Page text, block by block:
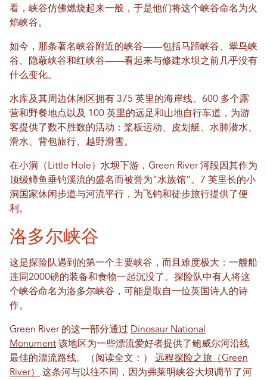
看，峡谷仿佛燃烧起来一般，于是他们将这个峡谷命名为火
焰峡谷。
如今，那条著名峡谷附近的峡谷——包括马蹄峡谷、翠鸟峡
谷、隐蔽峡谷和红峡谷——看起来与修建水坝之前几乎没有
什么变化。
水库及其周边休闲区拥有 375 英里的海岸线、600 多个露
营和野餐地点以及 100 英里的远足和山地自行车道，为游
客提供了数不胜数的活动：桨板运动、皮划艇、水肺潜水、
滑水、背包旅行、越野滑雪。
在小洞（Little Hole）水坝下游，Green River 河段因其作为
顶级鳟鱼垂钓溪流的盛名而被誉为“水族馆”。7 英里长的小
洞国家休闲步道与河流平行，为飞钓和徒步旅行提供了便
利。
洛多尔峡谷
这是探险队遇到的第一个主要峡谷，而且难度极大：一艘船
连同2000磅的装备和食物一起沉没了。探险队中有人将这
个峡谷命名为洛多尔峡谷，可能是取自一位英国诗人的诗
作。
Green River 的这一部分通过 Dinosaur National
Monument 该地区为一些漂流爱好者提供了鲍威尔河沿线
最佳的漂流路线。（阅读全文：） 远程探险之旅（Green
River）
这条河与以往不同，因为弗莱明峡谷大坝调节了河